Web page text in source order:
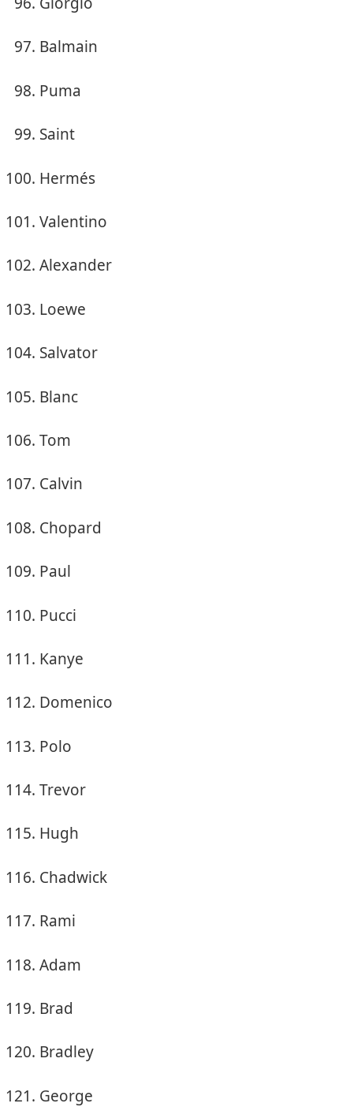
Balmain
Puma
Saint
Hermés
Valentino
Alexander
Loewe
Salvator
Blanc
Tom
Calvin
Chopard
Paul
Pucci
Kanye
Domenico
Polo
Trevor
Hugh
Chadwick
Rami
Adam
Brad
Bradley
George